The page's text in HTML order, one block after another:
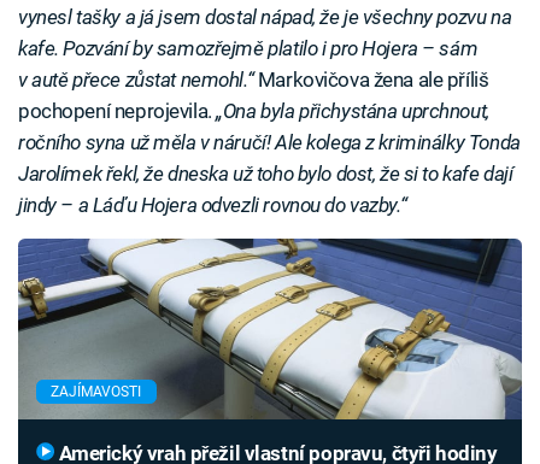
vynesl tašky a já jsem dostal nápad, že je všechny pozvu na
kafe. Pozvání by samozřejmě platilo i pro Hojera – sám
v autě přece zůstat nemohl.“Markovičova žena ale příliš
pochopení neprojevila.„Ona byla přichystána uprchnout,
ročního syna už měla v náručí! Ale kolega z kriminálky Tonda
Jarolímek řekl, že dneska už toho bylo dost, že si to kafe dají
jindy – a Láďu Hojera odvezli rovnou do vazby.“
ZAJÍMAVOSTI